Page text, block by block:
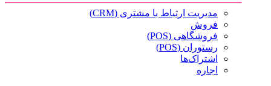
مدیریت ارتباط با مشتری (CRM)
فروش
فروشگاهی (POS)
رستوران (POS)
اشتراک‌ها
اجاره